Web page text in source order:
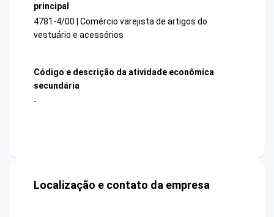
principal
4781-4/00 | Comércio varejista de artigos do
vestuário e acessórios
Código e descrição da atividade econômica
secundária
-
Localização e contato da empresa